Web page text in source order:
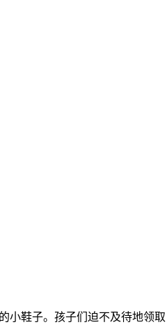
小鞋子。孩子们迫不及待地领